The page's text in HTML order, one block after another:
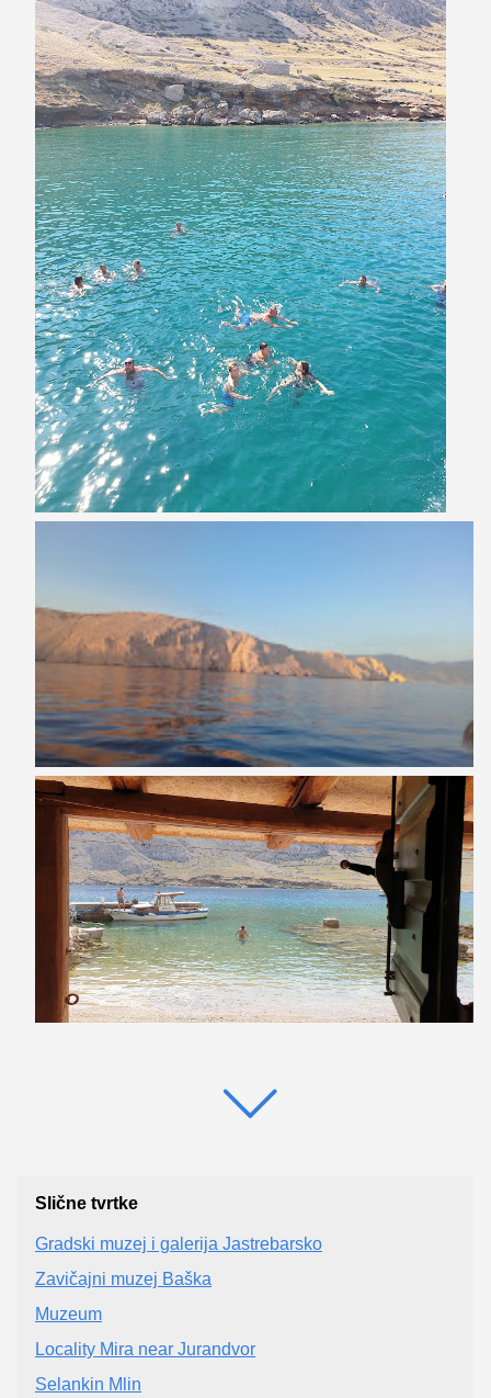
Slične tvrtke
Gradski muzej i galerija Jastrebarsko
Zavičajni muzej Baška
Muzeum
Locality Mira near Jurandvor
Selankin Mlin